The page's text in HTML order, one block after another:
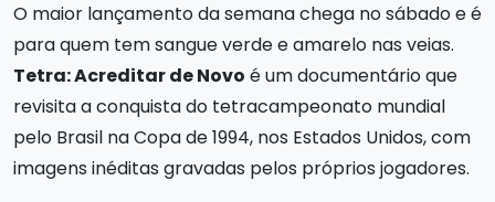
O maior lançamento da semana chega no sábado e é
para quem tem sangue verde e amarelo nas veias.
Tetra: Acreditar de Novo é um documentário que
revisita a conquista do tetracampeonato mundial
pelo Brasil na Copa de 1994, nos Estados Unidos, com
imagens inéditas gravadas pelos próprios jogadores.